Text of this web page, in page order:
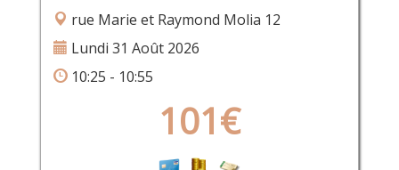
rue Marie et Raymond Molia 12
Lundi 31 Août 2026
10:25 - 10:55
101€